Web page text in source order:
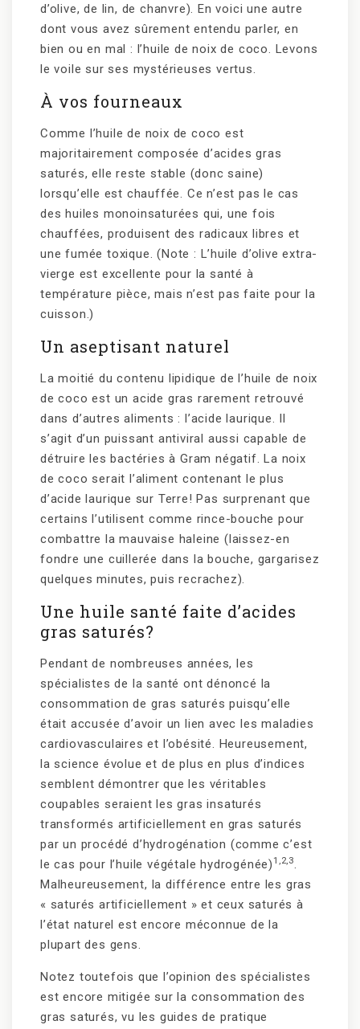
d’olive, de lin, de chanvre). En voici une autre
dont vous avez sûrement entendu parler, en
bien ou en mal : l’huile de noix de coco. Levons
le voile sur ses mystérieuses vertus.
À vos fourneaux
Comme l’huile de noix de coco est
majoritairement composée d’acides gras
saturés, elle reste stable (donc saine)
lorsqu’elle est chauffée. Ce n’est pas le cas
des huiles monoinsaturées qui, une fois
chauffées, produisent des radicaux libres et
une fumée toxique. (Note : L’huile d’olive extra-
vierge est excellente pour la santé à
température pièce, mais n’est pas faite pour la
cuisson.)
Un aseptisant naturel
La moitié du contenu lipidique de l’huile de noix
de coco est un acide gras rarement retrouvé
dans d’autres aliments : l’acide laurique. Il
s’agit d’un puissant antiviral aussi capable de
détruire les bactéries à Gram négatif. La noix
de coco serait l’aliment contenant le plus
d’acide laurique sur Terre! Pas surprenant que
certains l’utilisent comme rince-bouche pour
combattre la mauvaise haleine (laissez-en
fondre une cuillerée dans la bouche, gargarisez
quelques minutes, puis recrachez).
Une huile santé faite d’acides
gras saturés?
Pendant de nombreuses années, les
spécialistes de la santé ont dénoncé la
consommation de gras saturés puisqu’elle
était accusée d’avoir un lien avec les maladies
cardiovasculaires et l’obésité. Heureusement,
la science évolue et de plus en plus d’indices
semblent démontrer que les véritables
coupables seraient les gras insaturés
transformés artificiellement en gras saturés
par un procédé d’hydrogénation (comme c’est
le cas pour l’huile végétale hydrogénée) 1,2,3.
Malheureusement, la différence entre les gras
« saturés artificiellement » et ceux saturés à
l’état naturel est encore méconnue de la
plupart des gens.
Notez toutefois que l’opinion des spécialistes
est encore mitigée sur la consommation des
gras saturés, vu les guides de pratique